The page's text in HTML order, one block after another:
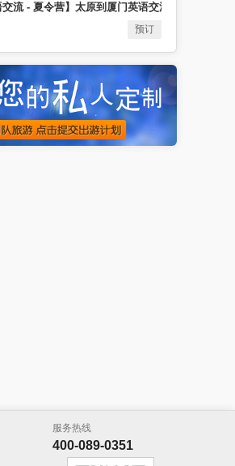
3日游
交流 - 夏令营】太原到厦门英语交流夏令营火车
预订
服务热线
400-089-0351